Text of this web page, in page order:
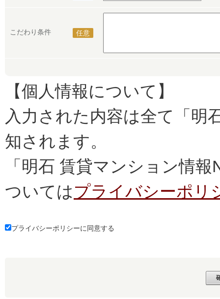
こだわり条件 任意
【個人情報について】
入力された内容は全て「明
知されます。
「明石 賃貸マンション情
ついてはプライバシーポリ
プライバシーポリシーに同意する